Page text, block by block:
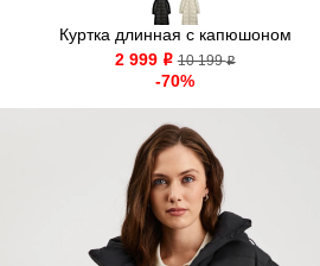
Куртка длинная с капюшоном
2 999 o 10 199o
-70%